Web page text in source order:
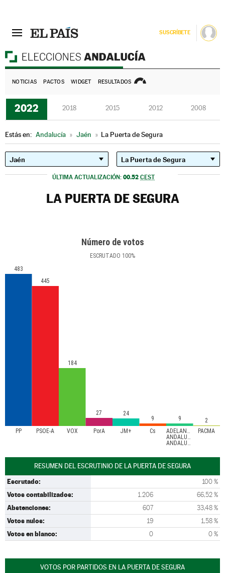
SUSCRÍBETE
NOTICIAS PACTOS WIDGET RESULTADOS
2022 2018 2015 2012 2008
Estás en: Andalucía » Jaén » La Puerta de Segura
ÚLTIMA ACTUALIZACIÓN: 00.52 CEST
LA PUERTA DE SEGURA
Número de votos
ESCRUTADO 100%
PP PSOE-A VOX PorA JM+ Cs
ADELANTE
ANDALUCÍA-
ANDALUCISTAS
PACMA
483
445
184
27 24
9 9 2
RESUMEN DEL ESCRUTINIO DE LA PUERTA DE SEGURA
Escrutado: 100 %
Votos contabilizados: 1.206 66,52 %
Abstenciones: 607 33,48 %
Votos nulos: 19 1,58 %
Votos en blanco: 0 0 %
VOTOS POR PARTIDOS EN LA PUERTA DE SEGURA